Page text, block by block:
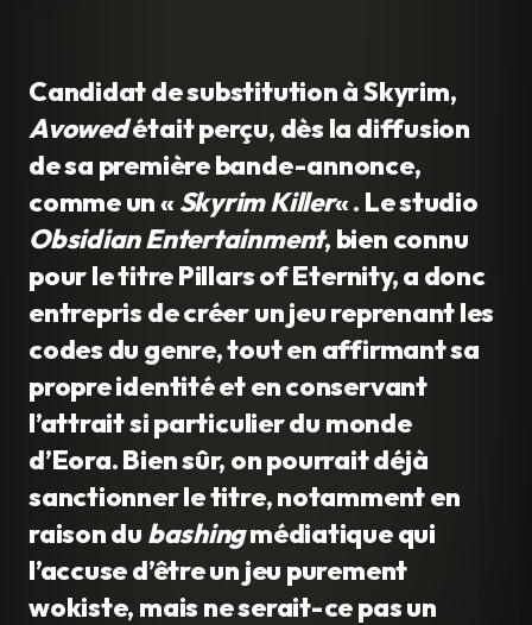
Candidat de substitution à Skyrim,
Avowedétait perçu, dès la diffusion
de sa première bande-annonce,
comme un «Skyrim Killer« . Le studio
Obsidian Entertainment, bien connu
pour le titre Pillars of Eternity, a donc
entrepris de créer un jeu reprenant les
codes du genre, tout en affirmant sa
propre identité et en conservant
l’attrait si particulier du monde
d’Eora. Bien sûr, on pourrait déjà
sanctionner le titre, notamment en
raison du bashingmédiatique qui
l’accuse d’être un jeu purement
wokiste, mais ne serait-ce pas un